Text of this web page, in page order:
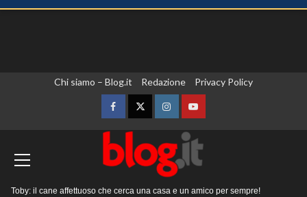
Chi siamo – Blog.it Redazione Privacy Policy
FacebookTwitterInstagramYouTube
Toby: il cane affettuoso che cerca una casa e un amico per sempre!